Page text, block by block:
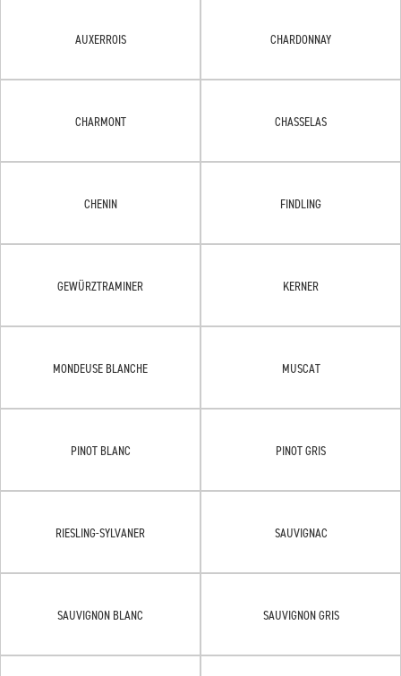
AUXERROIS CHARDONNAY
CHARMONT CHASSELAS
CHENIN FINDLING
GEWÜRZTRAMINER KERNER
MONDEUSE BLANCHE MUSCAT
PINOT BLANC PINOT GRIS
RIESLING-SYLVANER SAUVIGNAC
SAUVIGNON BLANC SAUVIGNON GRIS